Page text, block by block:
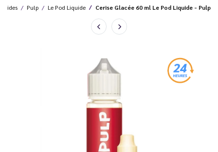
Pulp Le Pod Liquide Cerise Glacée 60 ml Le Pod Liquide - Pulp